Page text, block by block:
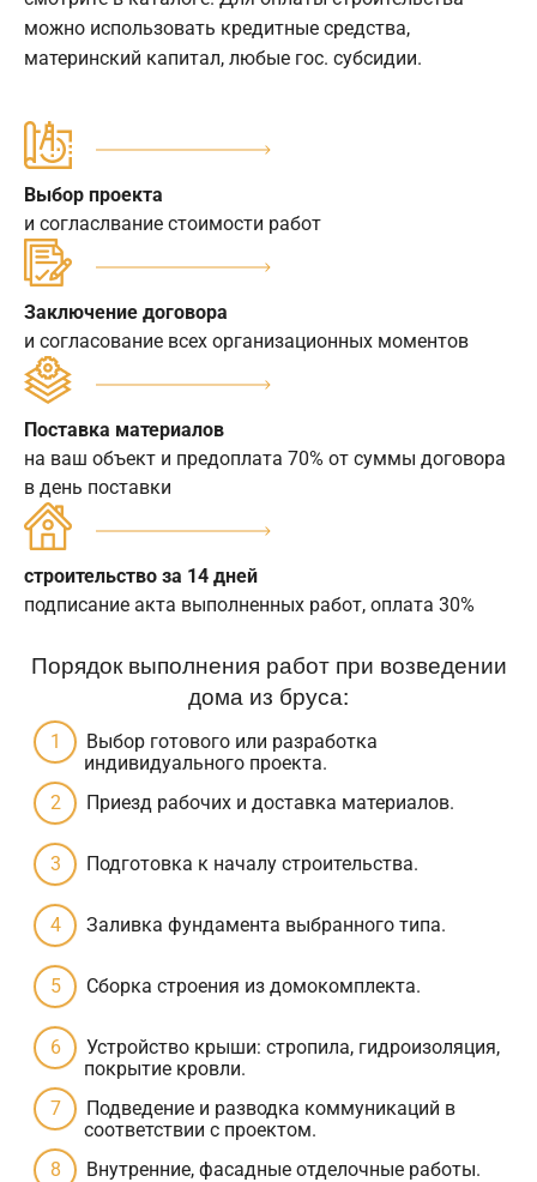
можно использовать кредитные средства,
материнский капитал, любые гос. субсидии.
Выбор проекта
и согласлвание стоимости работ
Заключение договора
и согласование всех организационных моментов
Поставка материалов
на ваш объект и предоплата 70% от суммы договора
в день поставки
строительство за 14 дней
подписание акта выполненных работ, оплата 30%
Порядок выполнения работ при возведении
дома из бруса:
Выбор готового или разработка
индивидуального проекта.
Приезд рабочих и доставка материалов.
Подготовка к началу строительства.
Заливка фундамента выбранного типа.
Сборка строения из домокомплекта.
Устройство крыши: стропила, гидроизоляция,
покрытие кровли.
Подведение и разводка коммуникаций в
соответствии с проектом.
Внутренние, фасадные отделочные работы.